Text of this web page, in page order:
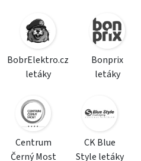
BobrElektro.cz
letáky
Bonprix
letáky
Centrum
Černý Most
CK Blue
Style letáky